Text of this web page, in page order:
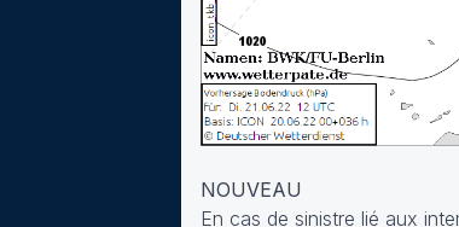
NOUVEAU
En cas de sinistre lié aux